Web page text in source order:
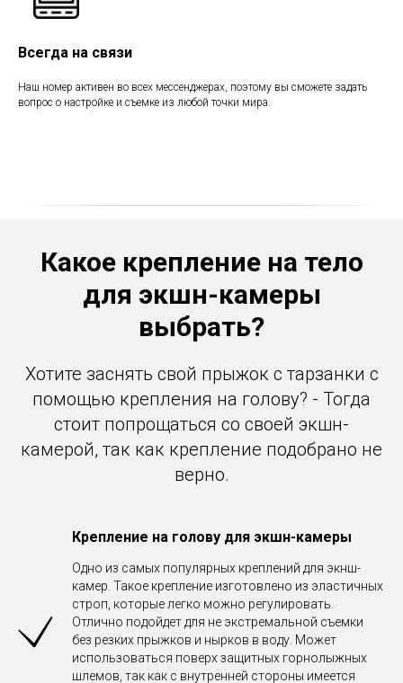
Всегда на связи
Наш номер активен во всех мессенджерах, поэтому вы сможете задать
вопрос о настройке и съемке из любой точки мира.
Какое крепление на тело
для экшн-камеры
выбрать?
Хотите заснять свой прыжок с тарзанки с
помощью крепления на голову? - Тогда
стоит попрощаться со своей экшн-
камерой, так как крепление подобрано не
верно.
Крепление на голову для экшн-камеры
Одно из самых популярных креплений для экнш-
камер. Такое крепление изготовлено из эластичных
строп, которые легко можно регулировать.
Отлично подойдет для не экстремальной съемки
без резких прыжков и нырков в воду. Может
использоваться поверх защитных горнолыжных
шлемов, так как с внутренней стороны имеется